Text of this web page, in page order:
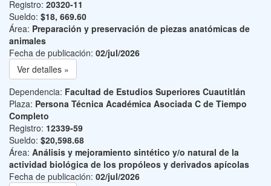
Registro: 20320-11
Sueldo: $18, 669.60
Área: Preparación y preservación de piezas anatómicas de
animales
Fecha de publicación: 02/jul/2026
Ver detalles »
Dependencia: Facultad de Estudios Superiores Cuautitlán
Plaza: Persona Técnica Académica Asociada C de Tiempo
Completo
Registro: 12339-59
Sueldo: $20,598.68
Área: Análisis y mejoramiento sintético y/o natural de la
actividad biológica de los propóleos y derivados apícolas
Fecha de publicación: 02/jul/2026